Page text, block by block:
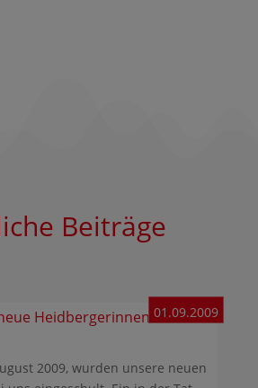
Beiträge
Heidbergerinnen und01.09.2009
2009, wurden unsere neuen